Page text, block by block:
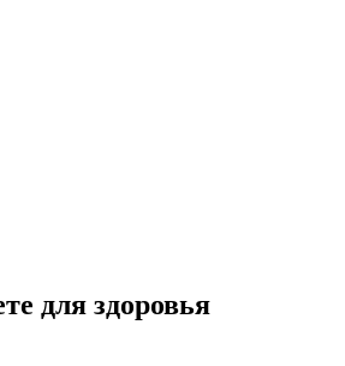
для здоровья